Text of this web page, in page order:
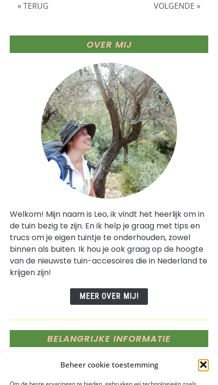
Beheer cookie toestemming
« TERUG VOLGENDE »
OVER MIJ
Welkom! Mijn naam is Leo, ik vindt het heerlijk om in
de tuin bezig te zijn. En ik help je graag met tips en
trucs om je eigen tuintje te onderhouden, zowel
binnen als buiten. Ik hou je ook graag op de hoogte
van de nieuwste tuin-accesoires die in Nederland te
krijgen zijn!
MEER OVER MIJ!
BELANGRIJKE INFORMATIE
Deze website bevat affiliate links, dat betekent dat